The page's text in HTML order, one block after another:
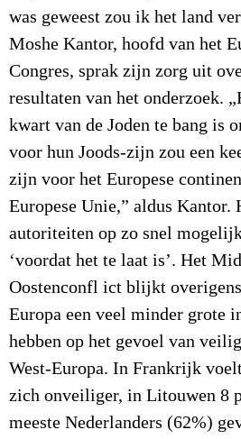
was geweest zou ik het land
Moshe Kantor, hoofd van het
Congres, sprak zijn zorg uit
resultaten van het onderzoek.
kwart van de Joden te bang is
voor hun Joods-zijn zou een
zijn voor het Europese
Europese Unie,” aldus Kantor.
autoriteiten op zo snel
‘voordat het te laat is’. Het
Oostenconfl ict blijkt
Europa een veel minder grote
hebben op het gevoel van
West-Europa. In Frankrijk
zich onveiliger, in Litouwen 8
meeste Nederlanders (62%)